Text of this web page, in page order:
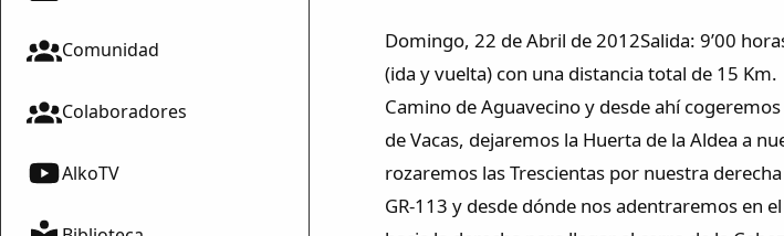
Comunidad
Colaboradores
AlkoTV
Domingo, 22 de Abril de 2012Salida: 9’00
(ida y vuelta) con una distancia total de 15
Camino de Aguavecino y desde ahí
de Vacas, dejaremos la Huerta de la Aldea a
rozaremos las Trescientas por nuestra
GR-113 y desde dónde nos adentraremos en